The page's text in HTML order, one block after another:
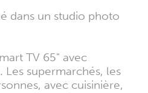
dans un studio photo
TV 65" avec
supermarchés, les
avec cuisinière,